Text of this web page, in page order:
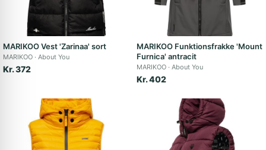
MARIKOO Vest 'Zarinaa' sort
MARIKOO About You
Kr. 372
MARIKOO Funktionsfrakke 'Mount
Furnica' antracit
MARIKOO About You
Kr. 402